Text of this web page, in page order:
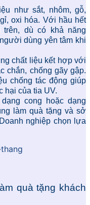
như sắt, nhôm, gỗ,
oxi hóa. Với hầu hết
dù có khả năng
dùng yên tâm khi
chất liệu kết hợp với
chắn, chống gãy gập.
chống tác động giúp
hại của tia UV.
cong hoặc dạng
làm quà tặng và sở
nghiệp chọn lựa
quà tặng khách